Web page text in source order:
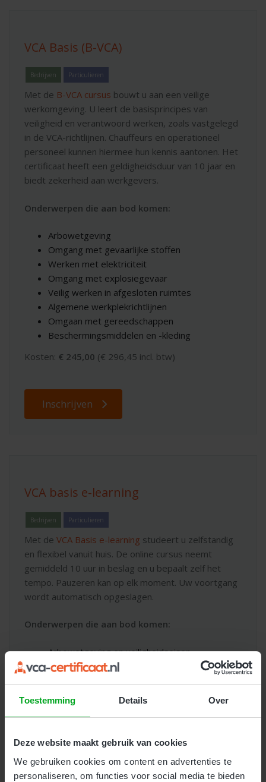
Toestemming Details Over
Deze website maakt gebruik van cookies
We gebruiken cookies om content en advertenties te
personaliseren, om functies voor social media te bieden
VCA Basis (B-VCA)
Bedrijven Particulieren
Met de B-VCA cursus bouwt u aan een veilige
werkomgeving. U leert de basisprincipes van
veiligheid en verantwoord werken, zoals vastgelegd
in de VCA-richtlijnen. Chauffeurs en operationeel
personeel kunnen hiermee hun kennis aantonen. Het
certificaat heeft een geldigheidsduur van 10 jaar en
biedt zekerheid aan werkgevers.
Onderwerpen die aan bod komen:
Arbowetgeving
Omgang met gevaarlijke stoffen
Werken met elektriciteit
Omgang met explosiegevaar
Veilig werken in afgesloten ruimtes
Algemene werkplekrichtlijnen
Omgaan met gereedschappen
Beschermingsmiddelen en -kleding
Kosten: € 245,00 (€ 296,45 incl. btw)
Inschrijven
VCA basis e-learning
Bedrijven Particulieren
Met de VCA Basis e-learning studeert u zelfstandig
en flexibel vanuit huis. De online cursus neemt
gemiddeld 10 uur in beslag en u bepaalt zelf het
tempo. Pauzeren kan op elk moment. Uw voortgang
wordt automatisch opgeslagen.
Onderwerpen die aan bod komen:
Arbowetgeving en veiligheidseisen
Omgang met gevaarlijke stoffen
Correct bedienen van hijs- en hefwerktuigen
Persoonlijke beschermingsmiddelen
Eisen rondom de werkplek en ergonomie
Veilig werken met elektriciteit
Werken in afgesloten ruimtes